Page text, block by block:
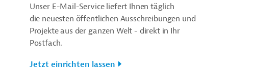
Unser E-Mail-Service liefert Ihnen täglich
die neuesten öffentlichen Ausschreibungen und
Projekte aus der ganzen Welt - direkt in Ihr
Postfach.
Jetzt einrichten lassen